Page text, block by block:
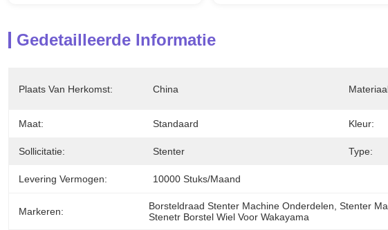
Gedetailleerde Informatie
Plaats Van Herkomst: China
Maat: Standaard Kleur:
Sollicitatie: Stenter Type:
Levering Vermogen: 10000 Stuks/maand
Markeren: Borsteldraad Stenter Machine Onderdelen , Stenter
Stenetr Borstel Wiel Voor Wakayama